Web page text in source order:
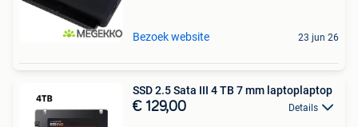
Bezoek website 23 jun 26
SSD 2.5 Sata III 4 TB 7 mm laptoplaptop
€ 129,00 Details